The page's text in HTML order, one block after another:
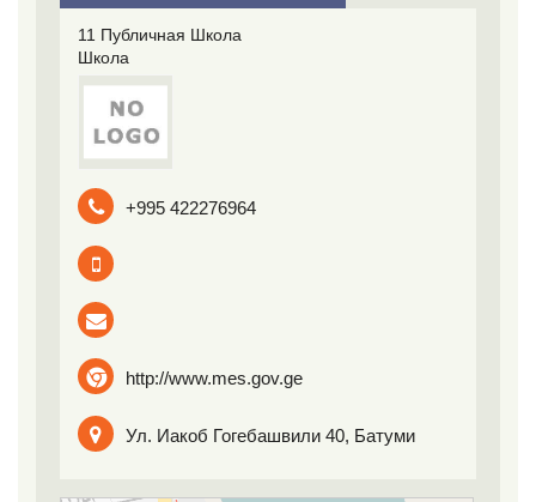
11 Публичная Школа
Школа
+995 422276964
http://www.mes.gov.ge
Ул. Иакоб Гогебашвили 40, Батуми